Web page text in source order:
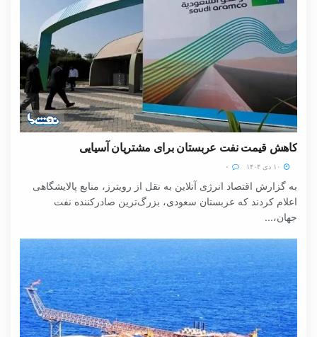
کاهش قیمت نفت عربستان برای مشتریان آسیایی
به گزارش اقتصاد انرژی آنلاین به نقل از رویترز، منابع پالایشگاهی
اعلام کردند که عربستان سعودی، بزرگ‌ترین صادرکننده نفت
جهان،...